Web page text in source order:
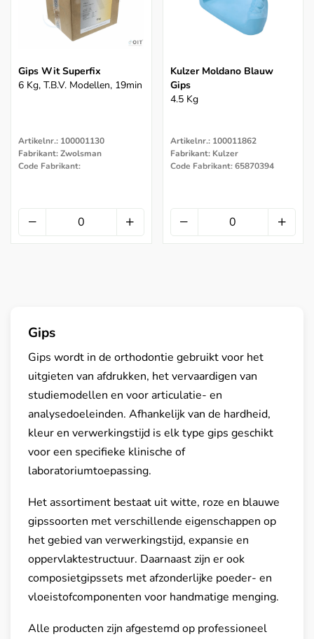
Gips Wit Superfix
6 Kg, T.b.v. Modellen, 19min
Artikelnr.: 100001130
Fabrikant: Zwolsman
Code Fabrikant:
Kulzer Moldano Blauw
Gips
4.5 Kg
Artikelnr.: 100011862
Fabrikant: Kulzer
Code Fabrikant: 65870394
Gips
Gips wordt in de orthodontie gebruikt voor het
uitgieten van afdrukken, het vervaardigen van
studiemodellen en voor articulatie- en
analysedoeleinden. Afhankelijk van de hardheid,
kleur en verwerkingstijd is elk type gips geschikt
voor een specifieke klinische of
laboratoriumtoepassing.
Het assortiment bestaat uit witte, roze en blauwe
gipssoorten met verschillende eigenschappen op
het gebied van verwerkingstijd, expansie en
oppervlaktestructuur. Daarnaast zijn er ook
composietgipssets met afzonderlijke poeder- en
vloeistofcomponenten voor handmatige menging.
Alle producten zijn afgestemd op professioneel